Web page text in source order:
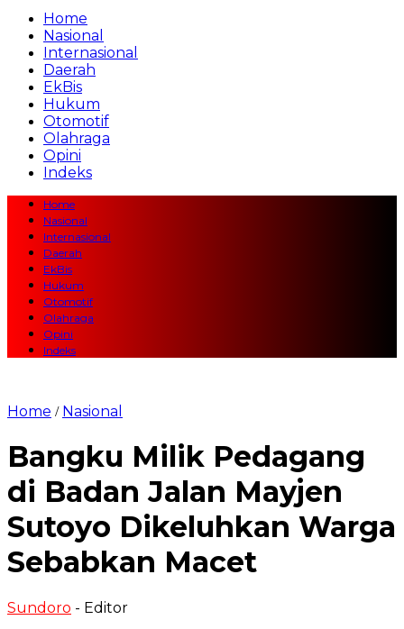
Home
Nasional
Internasional
Daerah
EkBis
Hukum
Otomotif
Olahraga
Opini
Indeks
Home
Nasional
Internasional
Daerah
EkBis
Hukum
Otomotif
Olahraga
Opini
Indeks
Home / Nasional
Bangku Milik Pedagang
di Badan Jalan Mayjen
Sutoyo Dikeluhkan Warga
Sebabkan Macet
Sundoro - Editor